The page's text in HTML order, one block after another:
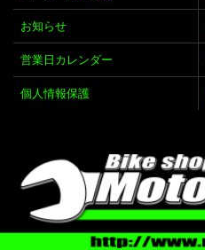
お知らせ
営業日カレンダー
個人情報保護